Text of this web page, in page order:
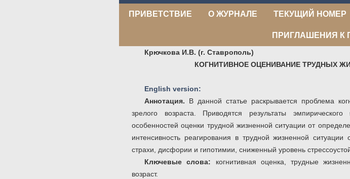
ПРИВЕТСТВИЕ О ЖУРНАЛЕ ТЕКУЩИЙ НОМЕР
ПРИГЛАШЕНИЯ К
Крючкова И.В. (г. Ставрополь)
КОГНИТИВНОЕ ОЦЕНИВАНИЕ ТРУДНЫХ
English version:
Аннотация. В данной статье раскрывается проблема
зрелого возраста. Приводятся результаты
особенностей оценки трудной жизненной ситуации от
интенсивность реагирования в трудной жизненной
страхи, дисфории и гипотимии, сниженный уровень
Ключевые слова: когнитивная оценка,
трудные
возраст.